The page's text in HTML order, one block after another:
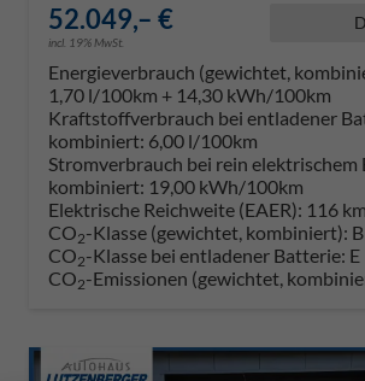
52.049,– €
incl. 19% MwSt.
Energieverbrauch (gewichtet,
1,70 l/100km + 14,30 kWh/100km
Kraftstoffverbrauch bei entladener
kombiniert: 6,00 l/100km
Stromverbrauch bei rein elektrischem
kombiniert: 19,00 kWh/100km
Elektrische Reichweite (EAER): 116 km
CO2-Klasse (gewichtet, kombiniert): B
CO2-Klasse bei entladener Batterie: E
CO2-Emissionen (gewichtet,